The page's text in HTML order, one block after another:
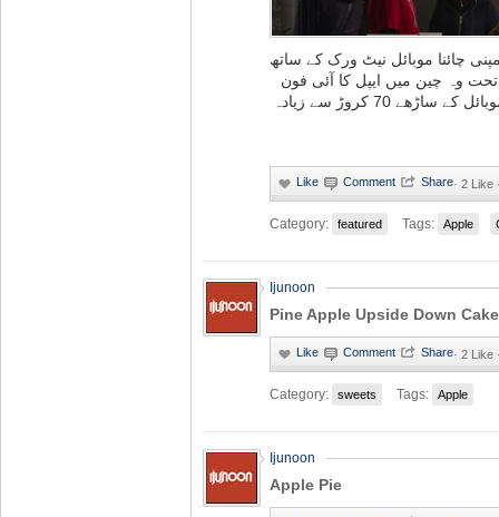
چائنا موبائل نیٹ ورک کے ساتھ
وہ چین میں ایپل کا آئی فون
فروخت کرے گی۔ چینی کمپنی چائنا موبائل کے ساڑھے 70 کروڑ سے زیادہ
· 2 Like
Category: featured Tags: Apple
Ijunoon
Pine Apple Upside Down Cake
· 2 Like
Category: sweets Tags: Apple
Ijunoon
Apple Pie